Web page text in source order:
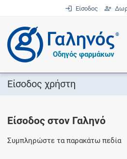
Είσοδος
®
Οδηγός φαρμάκων
Είσοδος χρήστη
Είσοδος στον Γαληνό
Συμπληρώστε τα παρακάτω πεδία